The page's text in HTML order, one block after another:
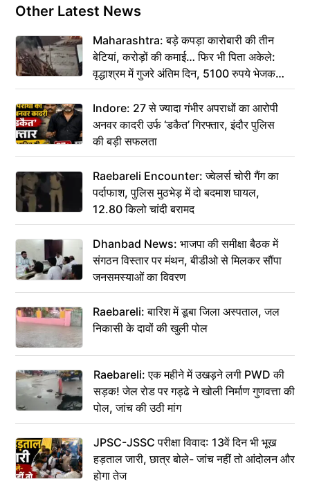
Other Latest News
Maharashtra: बड़े कपड़ा कारोबारी की तीन
बेटियां, करोड़ों की कमाई… फिर भी पिता अकेले:
वृद्धाश्रम में गुजरे अंतिम दिन, 5100 रुपये भेजकर
कहा– अंतिम संस्कार कर दीजिए हम नहीं आ पाएंगे
Indore: 27 से ज्यादा गंभीर अपराधों का आरोपी
अनवर कादरी उर्फ ‘डकैत’ गिरफ्तार, इंदौर पुलिस
की बड़ी सफलता
Raebareli Encounter: ज्वेलर्स चोरी गैंग का
पर्दाफाश, पुलिस मुठभेड़ में दो बदमाश घायल,
12.80 किलो चांदी बरामद
Dhanbad News: भाजपा की समीक्षा बैठक में
संगठन विस्तार पर मंथन, बीडीओ से मिलकर सौंपा
जनसमस्याओं का विवरण
Raebareli: बारिश में डूबा जिला अस्पताल, जल
निकासी के दावों की खुली पोल
Raebareli: एक महीने में उखड़ने लगी PWD की
सड़क! जेल रोड पर गड्ढे ने खोली निर्माण गुणवत्ता की
पोल, जांच की उठी मांग
JPSC-JSSC परीक्षा विवाद: 13वें दिन भी भूख
हड़ताल जारी, छात्र बोले- जांच नहीं तो आंदोलन और
होगा तेज